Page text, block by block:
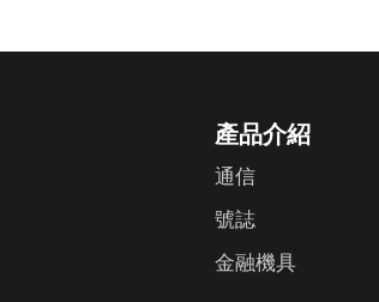
產品介紹
通信
號誌
金融機具